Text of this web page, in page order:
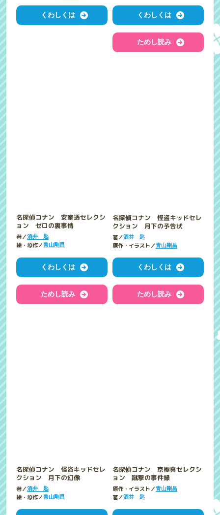
くわしくは くわしくは
ためし読み
名探偵コナン 安室透セレクシ
ョン ゼロの裏事情
著／酒井 匙
絵・原作／青山剛昌
くわしくは
ためし読み
名探偵コナン 怪盗キッドセレ
クション 月下の予告状
著／酒井 匙
原作・イラスト／青山剛昌
くわしくは
ためし読み
名探偵コナン 怪盗キッドセレ
クション 月下の幻像
著／酒井 匙
絵・原作／青山剛昌
名探偵コナン 京極真セレクシ
ョン 蹴撃の事件録
原作・イラスト／青山剛昌
著／酒井 匙